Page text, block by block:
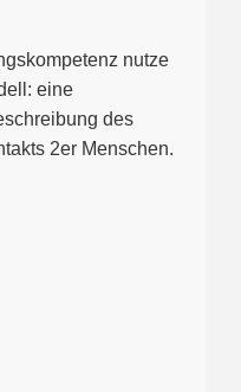
nutze
eine
des
2er Menschen.